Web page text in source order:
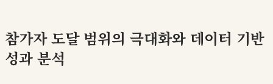
참가자 도달 범위의 극대화와 데이터 기반
성과 분석